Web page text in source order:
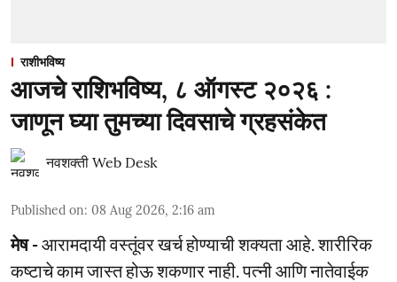
राशीभविष्य
आजचे राशिभविष्य, ८ ऑगस्ट २०२६ :
जाणून घ्या तुमच्या दिवसाचे ग्रहसंकेत
नवशक्ती Web Desk
Published on: 08 Aug 2026, 2:16 am
मेष -आरामदायी वस्तूंवर खर्च होण्याची शक्यता आहे. शारीरिक
कष्टाचे काम जास्त होऊ शकणार नाही. पत्नी आणि नातेवाईक